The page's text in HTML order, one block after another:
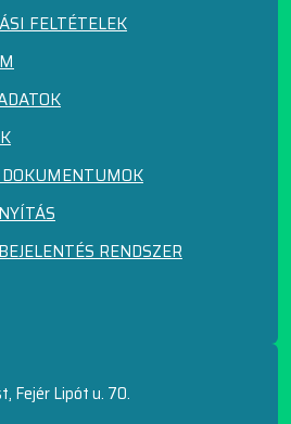
FELTÉTELEK
RENDSZER
Fejér Lipót u. 70.